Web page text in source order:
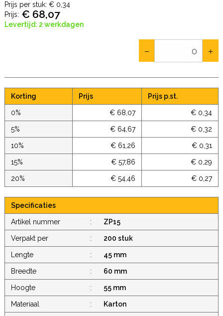
Prijs per stuk: € 0,34
Prijs: € 68,07
Levertijd: 2 werkdagen
Korting Prijs Prijs p.st.
0% € 68,07 € 0,34
5% € 64,67 € 0,32
10% € 61,26 € 0,31
15% € 57,86 € 0,29
20% € 54,46 € 0,27
Specificaties
Artikel nummer : ZP15
Verpakt per : 200 stuk
Lengte : 45 mm
Breedte : 60 mm
Hoogte : 55 mm
Materiaal : Karton